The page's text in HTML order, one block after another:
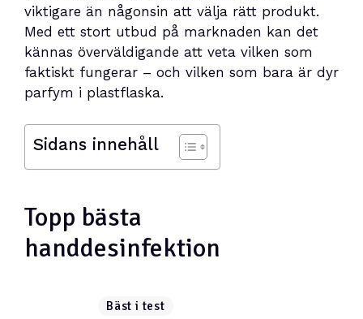
viktigare än någonsin att välja rätt produkt.
Med ett stort utbud på marknaden kan det
kännas överväldigande att veta vilken som
faktiskt fungerar – och vilken som bara är dyr
parfym i plastflaska.
Sidans innehåll
Topp bästa
handdesinfektion
Bäst i test